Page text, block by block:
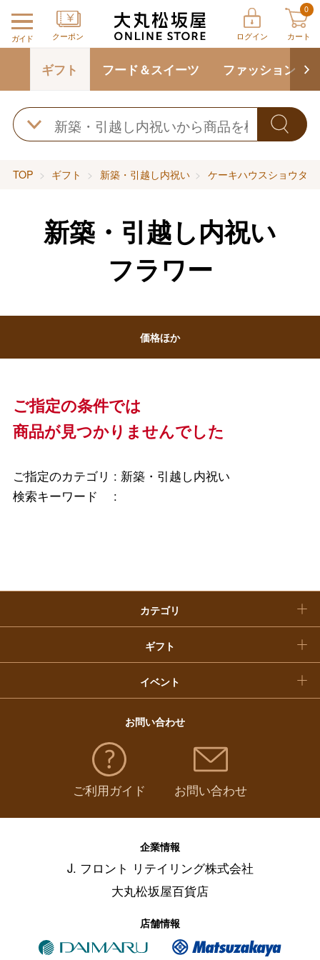
ガイド クーポン ログイン
0
カート
ギフト フード＆スイーツ ファッション
TOP ギフト 新築・引越し内祝い ケーキハウスショウタニ
新築・引越し内祝い
フラワー
ご指定の条件では
商品が見つかりませんでした
ご指定のカテゴリ : 新築・引越し内祝い
検索キーワード :
価格ほか
カテゴリ
フード＆スイーツ
ホーム＆インテリア
ギフト
結婚内祝い
イベント
母の日
お中元
敬老の日
福袋
お問い合わせ
ご利用ガイド お問い合わせ
企業情報
J. フロント リテイリング株式会社
大丸松坂屋百貨店
店舗情報